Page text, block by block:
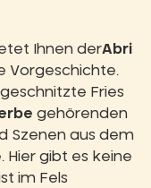
Ihnen derAbri
Vorgeschichte.
geschnitzte Fries
gehörenden
Szenen aus dem
Hier gibt es keine
im Fels